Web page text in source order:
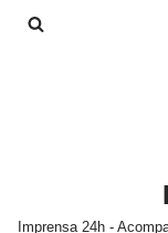
Imprensa 24h -